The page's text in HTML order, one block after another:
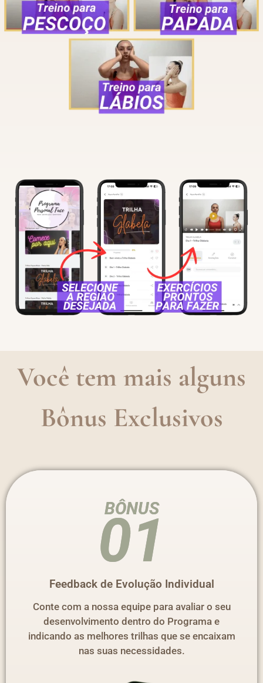
Você tem mais alguns
Bônus Exclusivos​
BÔNUS
01
Feedback de Evolução Individual
Conte com a nossa equipe para avaliar o seu
desenvolvimento dentro do Programa e
indicando as melhores trilhas que se encaixam
nas suas necessidades.